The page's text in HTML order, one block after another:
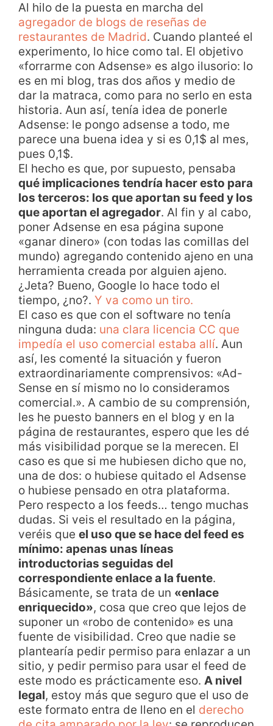
Al hilo de la puesta en marcha del
agregador de blogs de reseñas de
restaurantes de Madrid. Cuando planteé el
experimento, lo hice como tal. El objetivo
«forrarme con Adsense» es algo ilusorio: lo
es en mi blog, tras dos años y medio de
dar la matraca, como para no serlo en esta
historia. Aun así, tenía idea de ponerle
Adsense: le pongo adsense a todo, me
parece una buena idea y si es 0,1$ al mes,
pues 0,1$.
El hecho es que, por supuesto, pensaba
qué implicaciones tendría hacer esto para
los terceros: los que aportan su feed y los
que aportan el agregador. Al fin y al cabo,
poner Adsense en esa página supone
«ganar dinero» (con todas las comillas del
mundo) agregando contenido ajeno en una
herramienta creada por alguien ajeno.
¿Jeta? Bueno, Google lo hace todo el
tiempo, ¿no?. Y va como un tiro.
El caso es que con el software no tenía
ninguna duda: una clara licencia CC que
impedía el uso comercial estaba allí. Aun
así, les comenté la situación y fueron
extraordinariamente comprensivos: «Ad-
Sense en sí mismo no lo consideramos
comercial.». A cambio de su comprensión,
les he puesto banners en el blog y en la
página de restaurantes, espero que les dé
más visibilidad porque se la merecen. El
caso es que si me hubiesen dicho que no,
una de dos: o hubiese quitado el Adsense
o hubiese pensado en otra plataforma.
Pero respecto a los feeds… tengo muchas
dudas. Si veis el resultado en la página,
veréis que el uso que se hace del feed es
mínimo: apenas unas líneas
introductorias seguidas del
correspondiente enlace a la fuente.
Básicamente, se trata de un «enlace
enriquecido», cosa que creo que lejos de
suponer un «robo de contenido» es una
fuente de visibilidad. Creo que nadie se
plantearía pedir permiso para enlazar a un
sitio, y pedir permiso para usar el feed de
este modo es prácticamente eso. A nivel
legal, estoy más que seguro que el uso de
este formato entra de lleno en el derecho